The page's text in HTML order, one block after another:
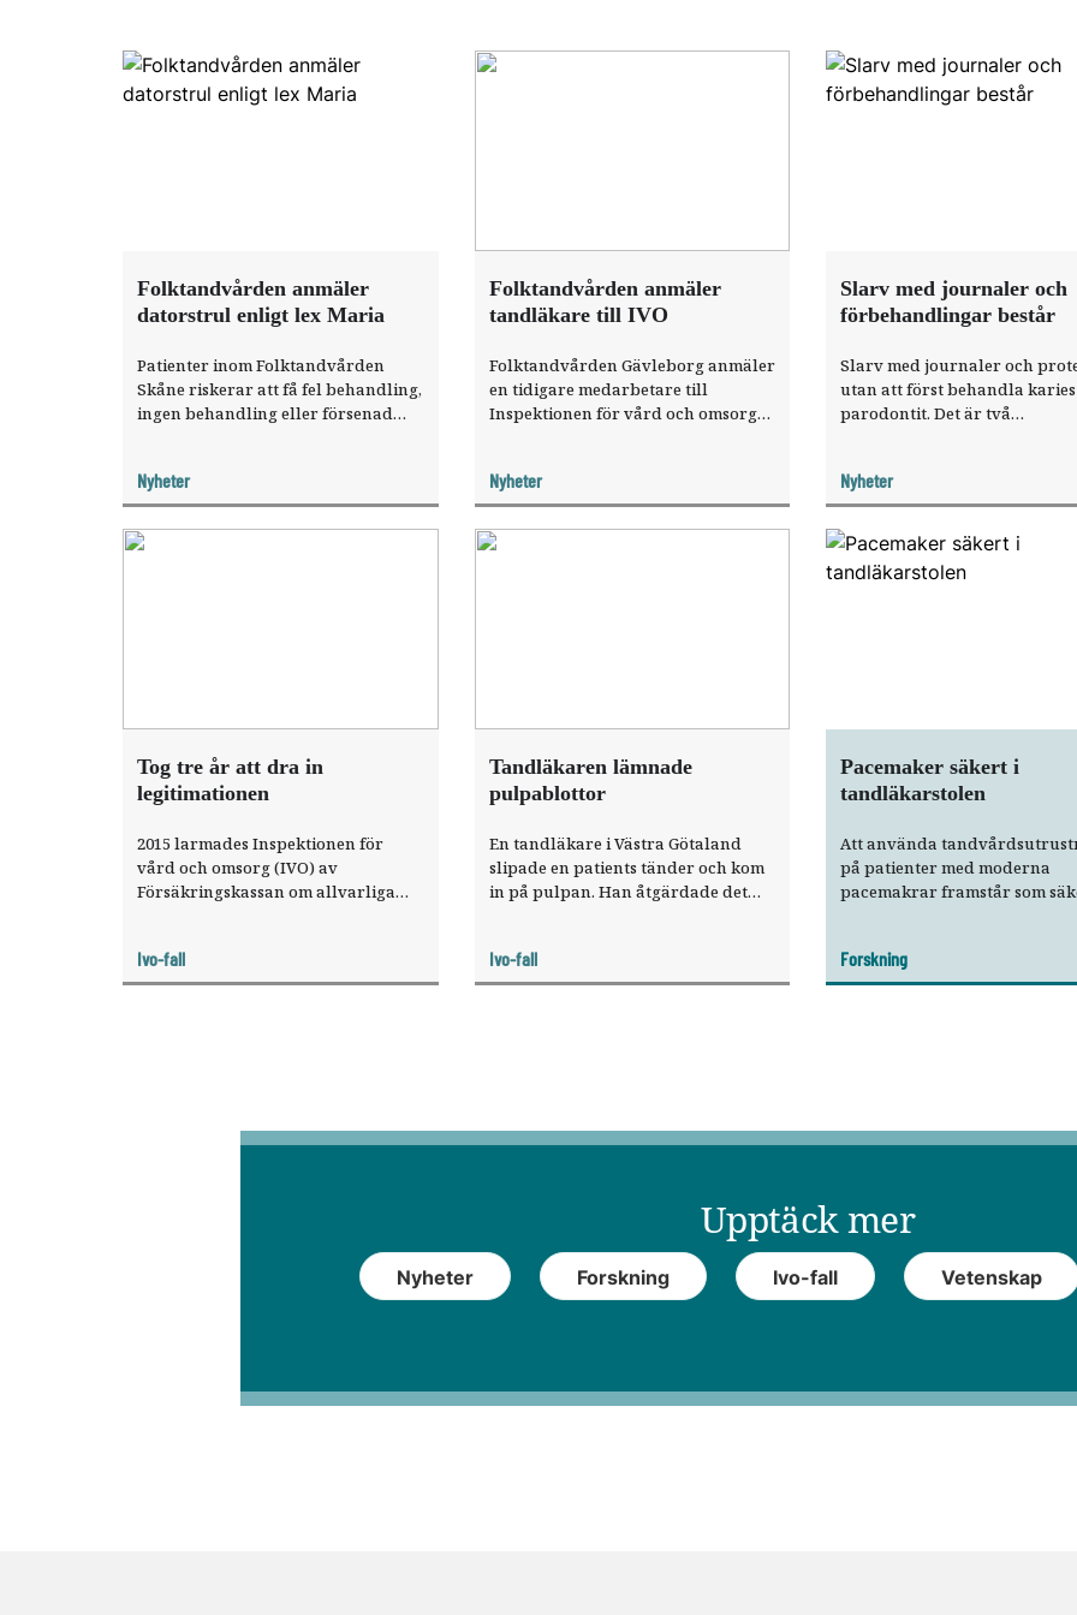
Folktandvården anmäler
datorstrul enligt lex Maria
Patienter inom Folktandvården
Skåne riskerar att få fel behandling,
ingen behandling eller försenad
journalsystem infördes i juni. Nu
har det anmälts enligt lex Maria.
Nyheter
Folktandvården anmäler
tandläkare till IVO
Folktandvården Gävleborg anmäler
en tidigare medarbetare till
Inspektionen för vård och omsorg
folktandvården.
Nyheter
Slarv med journaler och
förbehandlingar består
Slarv med journaler och
utan att först behandla
parodontit. Det är två
(IVO) beskriver i en ny
Nyheter
Tog tre år att dra in
legitimationen
2015 larmades Inspektionen för
vård och omsorg (IVO) av
Försäkringskassan om allvarliga
senare drogs tandläkarens
legitimation in.
Ivo-fall
Tandläkaren lämnade
pulpablottor
En tandläkare i Västra Götaland
slipade en patients tänder och kom
in på pulpan. Han åtgärdade det
Inspektionen för vård och omsorg
(IVO), som anser att
Ivo-fall
Pacemaker säkert i
tandläkarstolen
Att använda
på patienter med moderna
pacemakrar framstår som
Forskning
Upptäck mer
Nyheter Forskning Ivo-fall Vetenskap